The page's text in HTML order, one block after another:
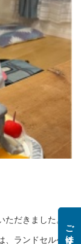
だきました。
ランドセルケ